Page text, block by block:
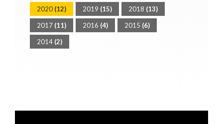
2020 (12) 2019 (15) 2018 (13)
2017 (11) 2016 (4) 2015 (6)
2014 (2)